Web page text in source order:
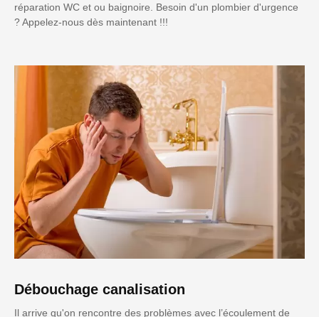
réparation WC et ou baignoire. Besoin d'un plombier d'urgence
? Appelez-nous dès maintenant !!!
Débouchage canalisation
Il arrive qu'on rencontre des problèmes avec l’écoulement de